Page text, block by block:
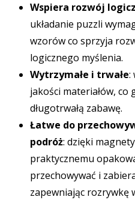
Wspiera rozwój
układanie puzzli
wzorów co sprzyja
logicznego myślenia.
Wytrzymałe i trwałe:
jakości materiałów, co
długotrwałą zabawę.
Łatwe do
podróż: dzięki
praktycznemu
przechowywać i
zapewniając rozrywkę